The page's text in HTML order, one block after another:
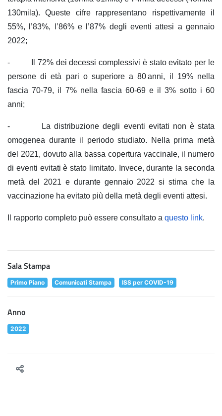
130mila). Queste cifre rappresentano rispettivamente il
55%, l’83%, l’86% e l’87% degli eventi attesi a gennaio
2022;
- Il 72% dei decessi complessivi è stato evitato per le
persone di età pari o superiore a 80 anni, il 19% nella
fascia 70-79, il 7% nella fascia 60-69 e il 3% sotto i 60
anni;
- La distribuzione degli eventi evitati non è stata
omogenea durante il periodo studiato. Nella prima metà
del 2021, dovuto alla bassa copertura vaccinale, il numero
di eventi evitati è stato limitato. Invece, durante la seconda
metà del 2021 e durante gennaio 2022 si stima che la
vaccinazione ha evitato più della metà degli eventi attesi.
Il rapporto completo può essere consultato a questo link.
Sala Stampa
Primo Piano Comunicati Stampa ISS per COVID-19
Anno
2022